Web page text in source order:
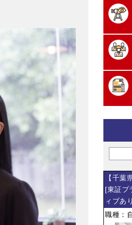
【千葉
[東証プ
ィブあ
職種：